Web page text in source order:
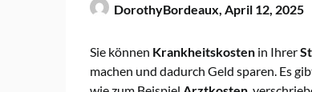
DorothyBordeaux, April 12, 2025
Sie können Krankheitskosten in Ihrer
machen und dadurch Geld sparen. Es